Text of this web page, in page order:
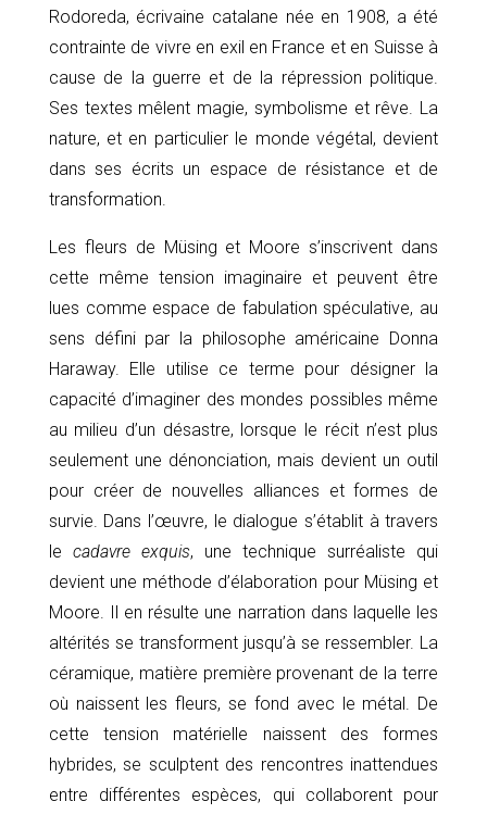
Rodoreda, écrivaine catalane née en 1908, a été
contrainte de vivre en exil en France et en Suisse à
cause de la guerre et de la répression politique.
Ses textes mêlent magie, symbolisme et rêve. La
nature, et en particulier le monde végétal, devient
dans ses écrits un espace de résistance et de
transformation.
Les fleurs de Müsing et Moore s’inscrivent dans
cette même tension imaginaire et peuvent être
lues comme espace de fabulation spéculative, au
sens défini par la philosophe américaine Donna
Haraway. Elle utilise ce terme pour désigner la
capacité d’imaginer des mondes possibles même
au milieu d’un désastre, lorsque le récit n’est plus
seulement une dénonciation, mais devient un outil
pour créer de nouvelles alliances et formes de
survie. Dans l’œuvre, le dialogue s’établit à travers
le cadavre exquis, une technique surréaliste qui
devient une méthode d’élaboration pour Müsing et
Moore. Il en résulte une narration dans laquelle les
altérités se transforment jusqu’à se ressembler. La
céramique, matière première provenant de la terre
où naissent les fleurs, se fond avec le métal. De
cette tension matérielle naissent des formes
hybrides, se sculptent des rencontres inattendues
entre différentes espèces, qui collaborent pour